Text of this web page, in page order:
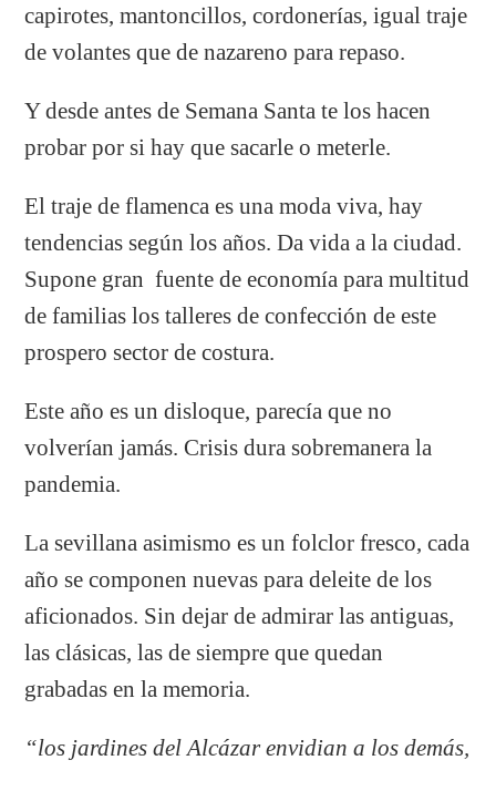
capirotes, mantoncillos, cordonerías, igual traje
de volantes que de nazareno para repaso.
Y desde antes de Semana Santa te los hacen
probar por si hay que sacarle o meterle.
El traje de flamenca es una moda viva, hay
tendencias según los años. Da vida a la ciudad.
Supone gran fuente de economía para multitud
de familias los talleres de confección de este
prospero sector de costura.
Este año es un disloque, parecía que no
volverían jamás. Crisis dura sobremanera la
pandemia.
La sevillana asimismo es un folclor fresco, cada
año se componen nuevas para deleite de los
aficionados. Sin dejar de admirar las antiguas,
las clásicas, las de siempre que quedan
grabadas en la memoria.
“los jardines del Alcázar envidian a los demás,